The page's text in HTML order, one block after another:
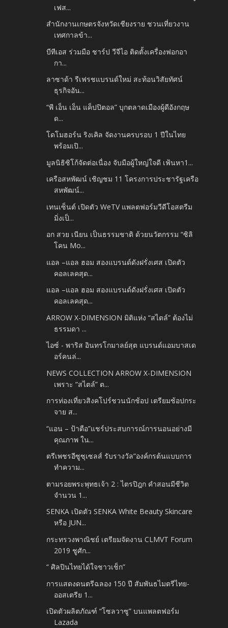
เฟส...
สำนักงานเกษตรจังหวัดเชียงราย ชวนเที่ยวงาน
เทศกาลข้า...
บีทีเอส ร่วมมือ ชาร์ป วีจีไอ ติดตั้งเครื่องฟอกอา
กา...
ลาซาด้า รีเฟรชแบรนด์ใหม่ สะท้อนวิสัยทัศน์
ธุรกิจอัน...
“พี เอ็น เอ็น แค็ปปิตอล” บุกตลาดเมืองผู้ดีอังกฤษ
ด...
โดโมฮอร์น ริงเคิล จัดงานครบรอบ 1 ปีในไทย
พร้อมเปิ...
มูลนิธิซิโก้จัดต่อเนื่อง จับมือผู้ใหญ่ใจดี เฟ้นหา1...
เครือสหพัฒน์ เชิญชม 11 โครงการประชารัฐเครือ
สหพัฒน์...
เทนเซ็นต์ เปิดตัว WeTV แพลตฟอร์มวีดีโอสตรีม
มิ่งเป็...
อก สวย เนียน เป็นธรรมชาติ ด้วยนวัตกรรม “ซิลิ
โคน Mo...
แอล –แอล ฮอม สองแบรนด์ดังฝรั่งเศส เปิดตัว
คอลเลคสุด...
แอล –แอล ฮอม สองแบรนด์ดังฝรั่งเศส เปิดตัว
คอลเลคสุด...
ARROW X-DIMENSION มิติแห่ง “สไตล์” ต้องไม่
ธรรมดา ...
ไอซ์ - พาริส อินทรโกมาลย์สุต แบรนด์แอมบาสเด
อร์คนล่...
NEWS COLLECTION ARROW X-DIMENSION
เพราะ “สไตล์” ต...
การท่องเที่ยวสิงคโปร์ชวนนักช้อป เตรียมช้อปกระ
จาย ส...
“แอน – ป้าตือ”แชร์ประสบการณ์การนอนอย่างมี
คุณภาพ ใน...
ตรีเพชรอีซูซุเซลส์ รับรางวัล“องค์กรต้นแบบการ
ทำความ...
ตามรอยพระพุทธเจ้า 2 : ไตรปิฎก คำสอนมีชีวิต
จำนวน 1...
SENKA เปิดตัว SENKA White Beauty Skincare
หรือ JUN...
กระทรวงพาณิชย์ เตรียมจัดงาน CLMVT Forum
2019 ชูศัก...
“ ศิลปินไทยได้ใจชาวเช็ก”
การแสดงดนตรีฉลอง 150 ปี สัมพันธไมตรีไทย-
ออสเตรีย 1...
เปิดตัวผลิตภัณฑ์ “โซลวาซู” บนแพลตฟอร์ม
Lazada